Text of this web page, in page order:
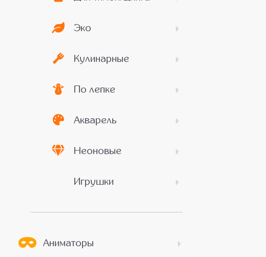
Аниматоры
Эко
Кулинарные
По лепке
Акварель
Неоновые
Игрушки